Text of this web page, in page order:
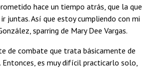
hace un tiempo atrás, que la que
juntas. Así que estoy cumpliendo con mi
sparring de Mary Dee Vargas.
de combate que trata básicamente de
es muy difícil practicarlo solo,